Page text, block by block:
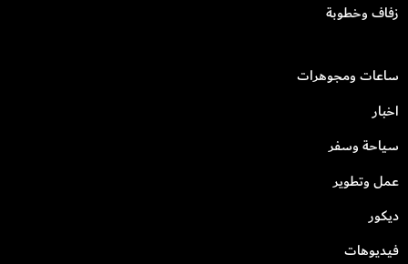
زفاف وخطوبة
ساعات ومجوهرات
اخبار
سياحة وسفر
عمل وتطوير
ديكور
فيديوهات